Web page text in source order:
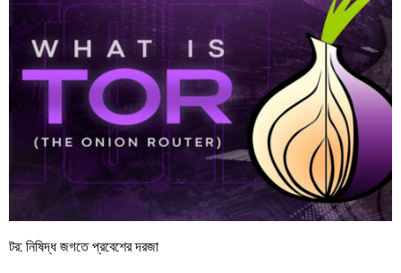
টর: নিষিদ্ধ জগতে প্রবেশের দরজা